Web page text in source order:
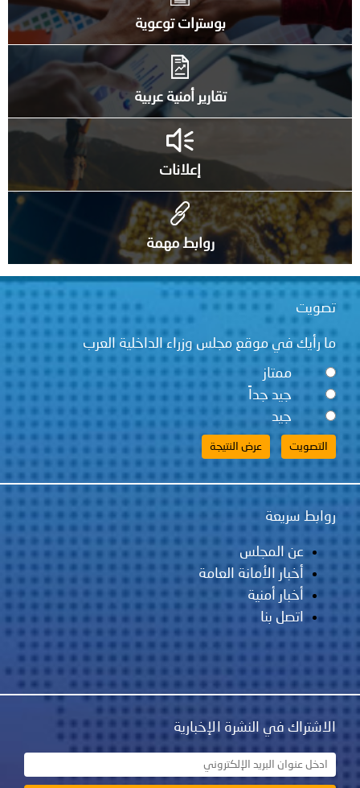
بوسترات توعوية
تقارير أمنية عربية
إعلانات
روابط مهمة
تصويت
ما رأيك في موقع مجلس وزراء الداخلية العرب
ممتاز
جيد جداً
جيد
روابط سريعة
عن المجلس
أخبار الأمانة العامة
أخبار أمنية
اتصل بنا
الاشتراك في النشرة الإخبارية